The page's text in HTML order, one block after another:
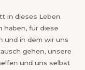
in dieses Leben
haben, für diese
und in dem wir uns
gehen, unsere
und uns selbst